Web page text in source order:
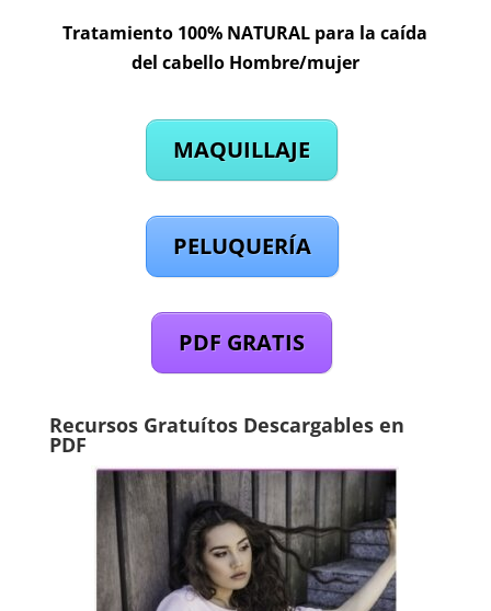
Tratamiento 100% NATURAL para la caída
del cabello Hombre/mujer
MAQUILLAJE
PELUQUERÍA
PDF GRATIS
Recursos Gratuítos Descargables en
PDF